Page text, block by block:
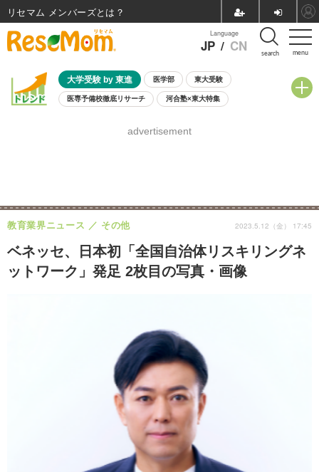
menu
Language
JP / CN search
大学受験 by 東進 医学部 東大受験
医専予備校徹底リサーチ 河合塾×東大特集
8月開催学校説明会・相談会
advertisement
ベネッセ、日本初「全国自治体リスキリングネ
ットワーク」発足 2枚目の写真・画像
教育業界ニュース その他 2023.5.12（金） 17:45
リセマム メンバーズ